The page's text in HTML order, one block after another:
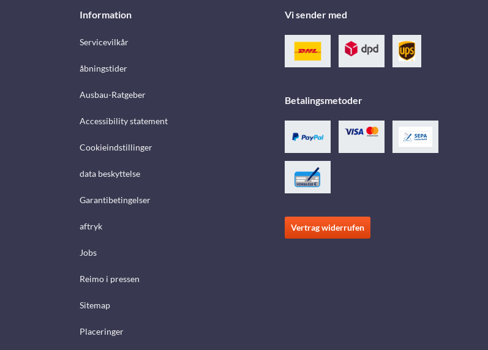
Information
Servicevilkår
åbningstider
Ausbau-Ratgeber
Accessibility statement
Cookieindstillinger
data beskyttelse
Garantibetingelser
aftryk
Jobs
Reimo i pressen
Sitemap
Placeringer
Vi sender med
Betalingsmetoder
Vertrag widerrufen